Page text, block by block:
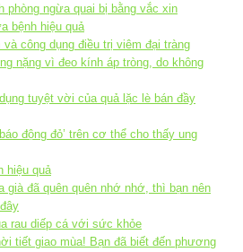
phòng ngừa quai bị bằng vắc xin
bệnh hiệu quả
công dụng điều trị viêm đại tràng
nặng vì đeo kính áp tròng, do không
tuyệt vời của quả lặc lè bán đầy
động đỏ’ trên cơ thể cho thấy ung
hiệu quả
già đã quên quên nhớ nhớ, thì bạn nên
rau diếp cá với sức khỏe
tiết giao mùa! Bạn đã biết đến phương